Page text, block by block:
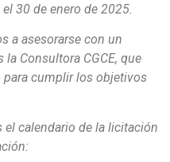
30 de enero de 2025.
a asesorarse con un
Consultora CGCE, que
para cumplir los objetivos
calendario de la licitación